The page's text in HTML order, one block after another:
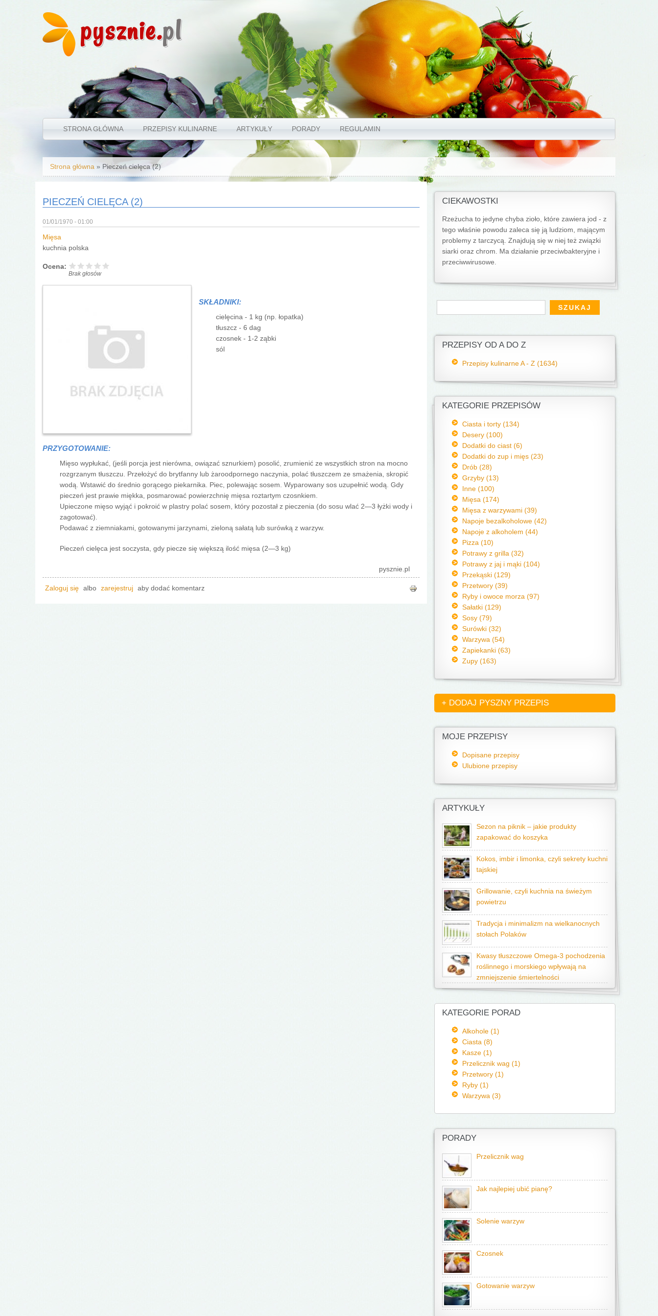
pysznie.pl
STRONA GŁÓWNA PRZEPISY KULINARNE ARTYKUŁY PORADY REGULAMIN
Jesteś tutaj
Strona główna » Pieczeń cielęca (2)
PIECZEŃ CIELĘCA (2)
01/01/1970 - 01:00
Mięsa
kuchnia polska
Ocena:
Brak głosów
SKŁADNIKI:
cielęcina - 1 kg (np. łopatka)
tłuszcz - 6 dag
czosnek - 1-2 ząbki
sól
PRZYGOTOWANIE:
Mięso wypłukać, (jeśli porcja jest nierówna, owiązać sznurkiem) posolić, zrumienić ze wszystkich stron na mocno
rozgrzanym tłuszczu. Przełożyć do brytfanny lub żaroodpornego naczynia, polać tłuszczem ze smażenia, skropić
wodą. Wstawić do średnio gorącego piekarnika. Piec, polewając sosem. Wyparowany sos uzupełnić wodą. Gdy
pieczeń jest prawie miękka, posmarować powierzchnię mięsa roztartym czosnkiem.
Upieczone mięso wyjąć i pokroić w plastry polać sosem, który pozostał z pieczenia (do sosu wlać 2—3 łyżki wody i
zagotować).
Podawać z ziemniakami, gotowanymi jarzynami, zieloną sałatą lub surówką z warzyw.
Pieczeń cielęca jest soczysta, gdy piecze się większą ilość mięsa (2—3 kg)
pysznie.pl
Zaloguj się albo zarejestruj aby dodać komentarz
CIEKAWOSTKI
Rzeżucha to jedyne chyba zioło, które zawiera jod - z
tego właśnie powodu zaleca się ją ludziom, mającym
problemy z tarczycą. Znajdują się w niej też związki
siarki oraz chrom. Ma działanie przeciwbakteryjne i
przeciwwirusowe.
Formularz wyszukiwania
Szukaj
PRZEPISY OD A DO Z
Przepisy kulinarne A - Z (1634)
KATEGORIE PRZEPISÓW
Ciasta i torty (134)
Desery (100)
Dodatki do ciast (6)
Dodatki do zup i mięs (23)
Drób (28)
Grzyby (13)
Inne (100)
Mięsa (174)
Mięsa z warzywami (39)
Napoje bezalkoholowe (42)
Napoje z alkoholem (44)
Pizza (10)
Potrawy z grilla (32)
Potrawy z jaj i mąki (104)
Przekąski (129)
Przetwory (39)
Ryby i owoce morza (97)
Sałatki (129)
Sosy (79)
Surówki (32)
Warzywa (54)
Zapiekanki (63)
Zupy (163)
+ DODAJ PYSZNY PRZEPIS
MOJE PRZEPISY
Dopisane przepisy
Ulubione przepisy
ARTYKUŁY
Sezon na piknik – jakie produkty
zapakować do koszyka
Kokos, imbir i limonka, czyli sekrety kuchni
tajskiej
Grillowanie, czyli kuchnia na świeżym
powietrzu
Tradycja i minimalizm na wielkanocnych
stołach Polaków
Kwasy tłuszczowe Omega-3 pochodzenia
roślinnego i morskiego wpływają na
zmniejszenie śmiertelności
KATEGORIE PORAD
Alkohole (1)
Ciasta (8)
Kasze (1)
Przelicznik wag (1)
Przetwory (1)
Ryby (1)
Warzywa (3)
PORADY
Przelicznik wag
Jak najlepiej ubić pianę?
Solenie warzyw
Czosnek
Gotowanie warzyw